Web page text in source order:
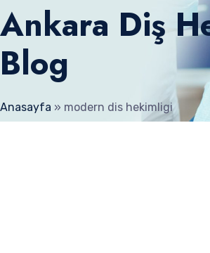
Ankara Diş
Blog
Anasayfa » modern dis hekimligi